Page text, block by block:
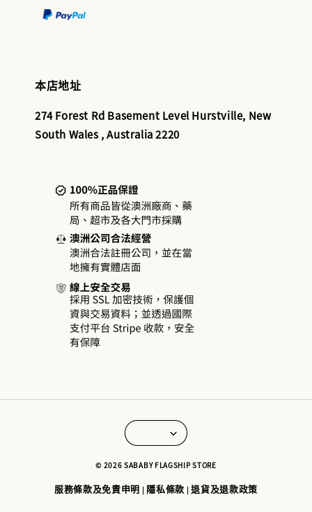
本店地址
274 Forest Rd Basement Level Hurstville, New
South Wales , Australia 2220
© 2026 SABABY FLAGSHIP STORE
服務條款及免責申明 | 隱私條款 |退貨及退款政策